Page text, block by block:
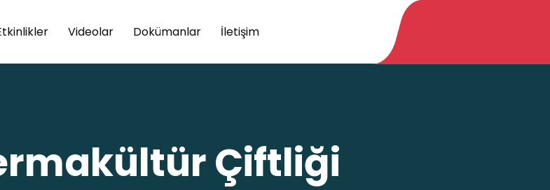
Videolar Dokümanlar İletişim
Çiftliği